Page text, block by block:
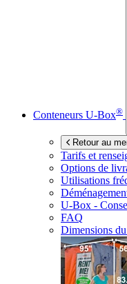
Conteneurs U-Box®
Retour au
Tarifs et
Options de
Utilisations
U-Box -
FAQ
Dimensions